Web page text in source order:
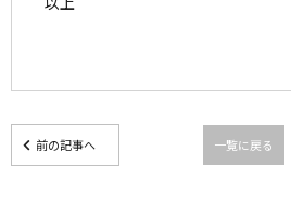
前の記事へ 一覧に戻る